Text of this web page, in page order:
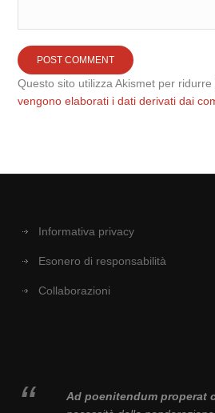
Questo sito utilizza Akismet per
vengono elaborati i dati derivati dai
Informativa privacy
Esonero di responsabilità
Collaborazioni
Ad poenitendum properat